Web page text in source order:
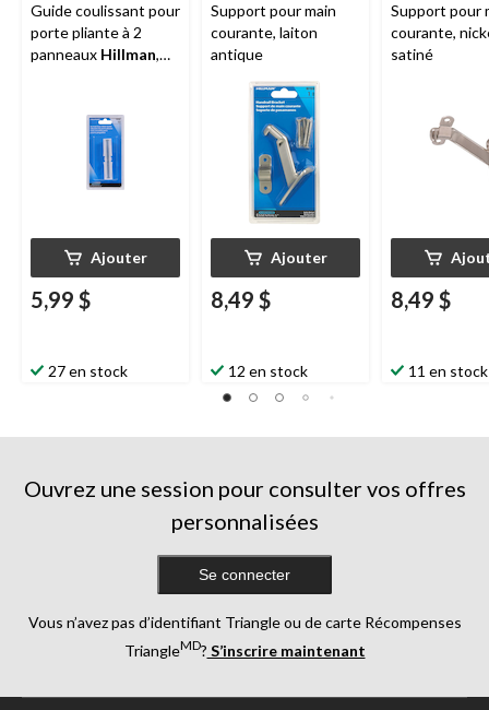
Guide coulissant pour
porte pliante à 2
panneaux Hillman,
automatique, pour
plastique robuste,
Ajouter
5,99 $
27 en stock
Support pour main
courante, laiton
antique
Ajouter
8,49 $
12 en stock
Support pour
courante,
satiné
8,49 $
11 en stock
Ouvrez une session pour consulter vos offres
personnalisées
Se connecter
Vous n’avez pas d’identifiant Triangle ou de carte Récompenses
TriangleMD? S’inscrire maintenant